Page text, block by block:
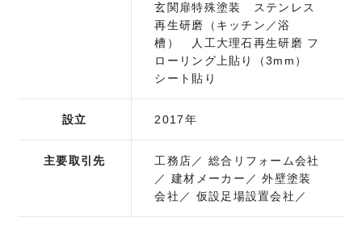
玄関扉特殊塗装 ステンレス
再生研磨（キッチン／浴
槽） 人工大理石再生研磨 フ
ローリング上貼り（3mm）
シート貼り
設立 2017年
主要取引先 工務店
総合リフォーム会社
建材メーカー
外壁塗装
会社
仮設足場設置会社